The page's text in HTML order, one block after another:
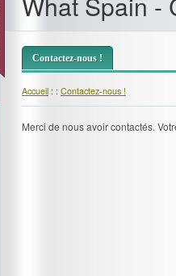
Contactez-nous !
Accueil : : Contactez-nous !
Merci de nous avoir contactés.